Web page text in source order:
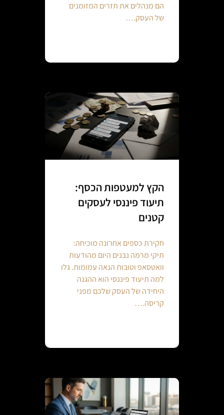
הם מנהלים את תזרים המזומנים
של העסק.…
הקץ למעטפות הכסף:
תיעוד פיננסי לעסקים
קטנים
חקירת כספים אחרונה מוכיחה:
תיקי מרמה נבנים היום מהודעות
וואטסאפ וטובות הנאה עמומות. גלו
למה תיעוד פיננסי הוא ההגנה
היחידה של העסק שלכם מפני
קריסה.…